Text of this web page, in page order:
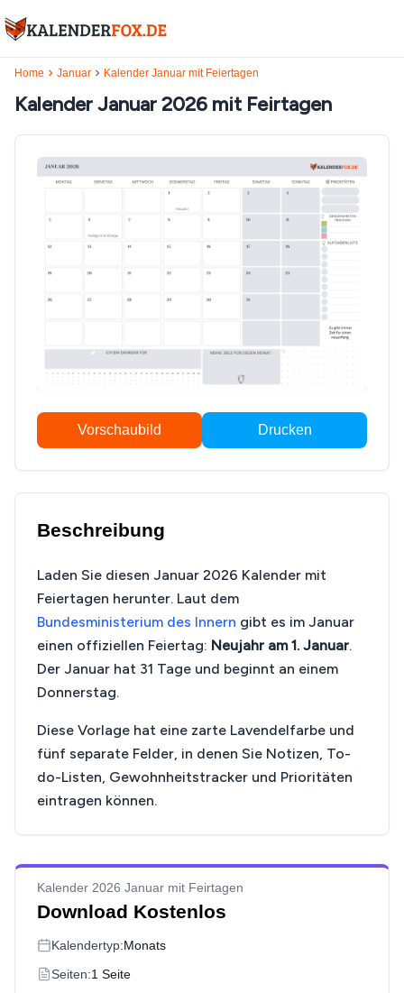
Home Januar Kalender Januar mit Feiertagen
Kalender Januar 2026 mit Feirtagen
Vorschaubild Drucken
Beschreibung
Laden Sie diesen Januar 2026 Kalender mit
Feiertagen herunter. Laut dem
Bundesministerium des Innern gibt es im Januar
einen offiziellen Feiertag: Neujahr am 1. Januar.
Der Januar hat 31 Tage und beginnt an einem
Donnerstag.
Diese Vorlage hat eine zarte Lavendelfarbe und
fünf separate Felder, in denen Sie Notizen, To-
do-Listen, Gewohnheitstracker und Prioritäten
eintragen können.
Kalender 2026 Januar mit Feirtagen
Download Kostenlos
Kalendertyp:Monats
Seiten:1 Seite